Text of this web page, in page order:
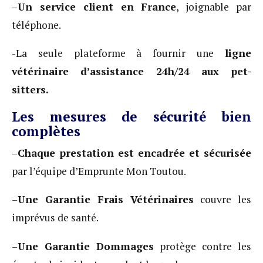
–Un service client en France, joignable par
téléphone.
-La seule plateforme à fournir une ligne
vétérinaire d’assistance 24h/24 aux pet-
sitters.
Les mesures de sécurité bien
complètes
–Chaque prestation est encadrée et sécurisée
par l’équipe d’Emprunte Mon Toutou.
–Une Garantie Frais Vétérinaires couvre les
imprévus de santé.
–Une Garantie Dommages protège contre les